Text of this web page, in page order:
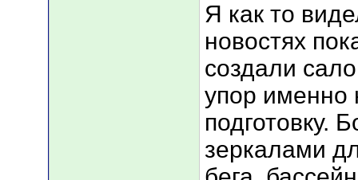
Я как то
новостях
создали
упор именно
подготовку.
зеркалами